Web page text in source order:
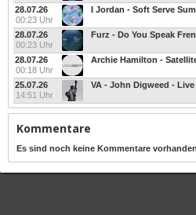
28.07.26
00:23 Uhr
I Jordan - Soft Serve
28.07.26
00:23 Uhr
Furz - Do You Speak
28.07.26
00:18 Uhr
Archie Hamilton -
25.07.26
14:51 Uhr
VA - John Digweed -
Kommentare
Es sind noch keine Kommentare